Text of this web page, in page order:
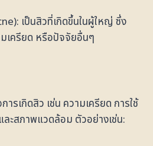
เป็นสิวที่เกิดขึ้นในผู้ใหญ่ ซึ่ง
เครียด หรือปัจจัยอื่นๆ
รเกิดสิว เช่น ความเครียด การใช้
ะสภาพแวดล้อม ตัวอย่างเช่น: